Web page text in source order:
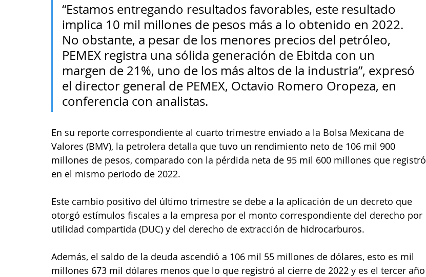
“Estamos entregando resultados favorables, este resultado
implica 10 mil millones de pesos más a lo obtenido en 2022.
No obstante, a pesar de los menores precios del petróleo,
PEMEX registra una sólida generación de Ebitda con un
margen de 21%, uno de los más altos de la industria”, expresó
el director general de PEMEX, Octavio Romero Oropeza, en
conferencia con analistas.
En su reporte correspondiente al cuarto trimestre enviado a la Bolsa Mexicana de
Valores (BMV), la petrolera detalla que tuvo un rendimiento neto de 106 mil 900
millones de pesos, comparado con la pérdida neta de 95 mil 600 millones que registró
en el mismo periodo de 2022.
Este cambio positivo del último trimestre se debe a la aplicación de un decreto que
otorgó estímulos fiscales a la empresa por el monto correspondiente del derecho por
utilidad compartida (DUC) y del derecho de extracción de hidrocarburos.
Además, el saldo de la deuda ascendió a 106 mil 55 millones de dólares, esto es mil
millones 673 mil dólares menos que lo que registró al cierre de 2022 y es el tercer año